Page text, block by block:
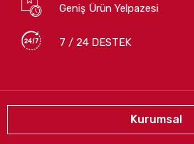
Geniş Ürün Yelpazesi
7 / 24 DESTEK
Kurumsal